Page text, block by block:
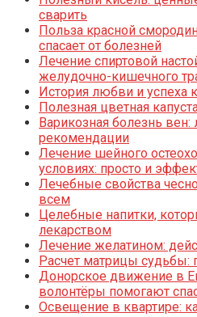
сварить
Польза красной
спасает от болезней
Лечение спиртовой
желудочно-кишечного
История любви и успеха
Полезная цветная
Варикозная болезнь
рекомендации
Лечение шейного
условиях: просто и
Лечебные свойства
всем
Целебные напитки,
лекарством
Лечение желатином:
Расчет матрицы судьбы:
Донорское движение в
волонтёры помогают
Освещение в квартире: